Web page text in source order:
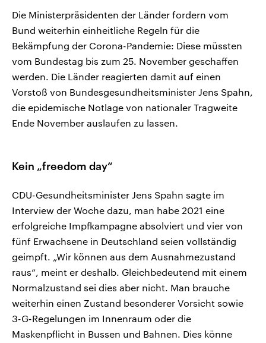
Die Ministerpräsidenten der Länder fordern vom
Bund weiterhin einheitliche Regeln für die
Bekämpfung der Corona-Pandemie: Diese müssten
vom Bundestag bis zum 25. November geschaffen
werden. Die Länder reagierten damit auf einen
Vorstoß von Bundesgesundheitsminister Jens Spahn,
die epidemische Notlage von nationaler Tragweite
Ende November auslaufen zu lassen.
Kein „freedom day“
CDU-Gesundheitsminister Jens Spahn sagte im
Interview der Woche dazu, man habe 2021 eine
erfolgreiche Impfkampagne absolviert und vier von
fünf Erwachsene in Deutschland seien vollständig
geimpft. „Wir können aus dem Ausnahmezustand
raus“, meint er deshalb. Gleichbedeutend mit einem
Normalzustand sei dies aber nicht. Man brauche
weiterhin einen Zustand besonderer Vorsicht sowie
3-G-Regelungen im Innenraum oder die
Maskenpflicht in Bussen und Bahnen. Dies könne